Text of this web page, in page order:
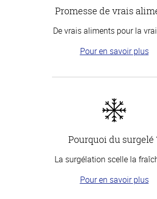
Promesse de vrais
De vrais aliments pour la
Pour en savoir plus
Pourquoi du surgelé
La surgélation scelle la
Pour en savoir plus